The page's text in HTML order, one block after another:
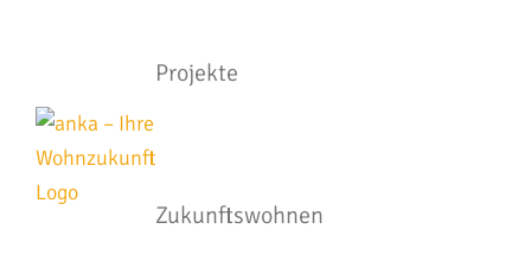
Projekte
Zukunftswohnen